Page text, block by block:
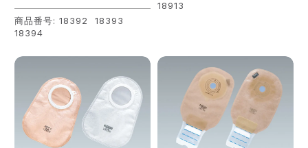
商品番号: 18392 18393
18394
18913